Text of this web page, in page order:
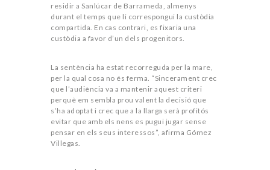
residir a Sanlúcar de Barrameda, almenys
durant el temps que li correspongui la custòdia
compartida. En cas contrari, es fixaria una
custòdia a favor d’un dels progenitors.
La sentència ha estat recorreguda per la mare,
per la qual cosa no és ferma. “Sincerament crec
que l’audiència va a mantenir aquest criteri
perquè em sembla prou valent la decisió que
s’ha adoptat i crec que a la llarga serà profitós
evitar que amb els nens es pugui jugar sense
pensar en els seus interessos”, afirma Gómez
Villegas.